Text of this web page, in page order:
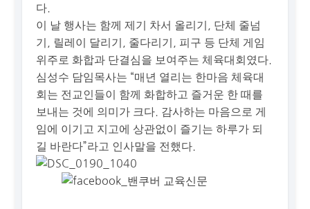
다.
이 날 행사는 함께 제기 차서 올리기, 단체 줄넘
기, 릴레이 달리기, 줄다리기, 피구 등 단체 게임
위주로 화합과 단결심을 보여주는 체육대회였다.
심성수 담임목사는 “매년 열리는 한마음 체육대
회는 전교인들이 함께 화합하고 즐거운 한 때를
보내는 것에 의미가 크다. 감사하는 마음으로 게
임에 이기고 지고에 상관없이 즐기는 하루가 되
길 바란다”라고 인사말을 전했다.